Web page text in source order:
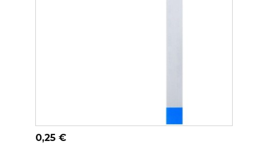
ADICIONAR AO CARRINHO
Preço
0,25 €